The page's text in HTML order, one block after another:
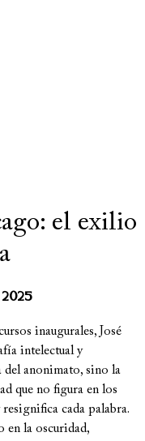
el exilio
inaugurales, José
intelectual y
del anonimato, sino la
que no figura en los
cada palabra.
en la oscuridad,